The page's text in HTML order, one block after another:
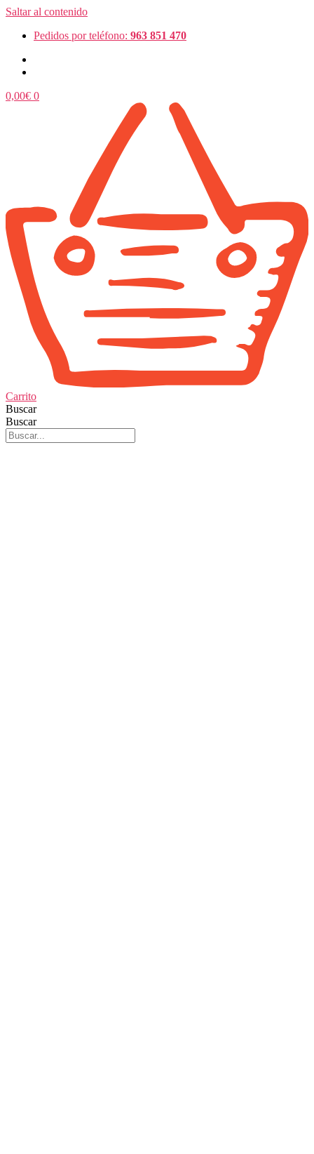
Saltar al contenido
Pedidos por teléfono: 963 851 470
0,00€ 0
Carrito
Buscar
Buscar